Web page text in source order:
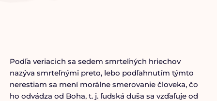
Podľa veriacich sa sedem smrteľných hriechov
nazýva smrteľnými preto, lebo podľahnutím týmto
nerestiam sa mení morálne smerovanie človeka, čo
ho odvádza od Boha, t. j. ľudská duša sa vzďaľuje od